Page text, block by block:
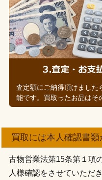
査定額にご納得頂けました
能です。買取ったお品はそ
買取には本人確認書
古物営業法第15条第１項
人様確認をさせていただき